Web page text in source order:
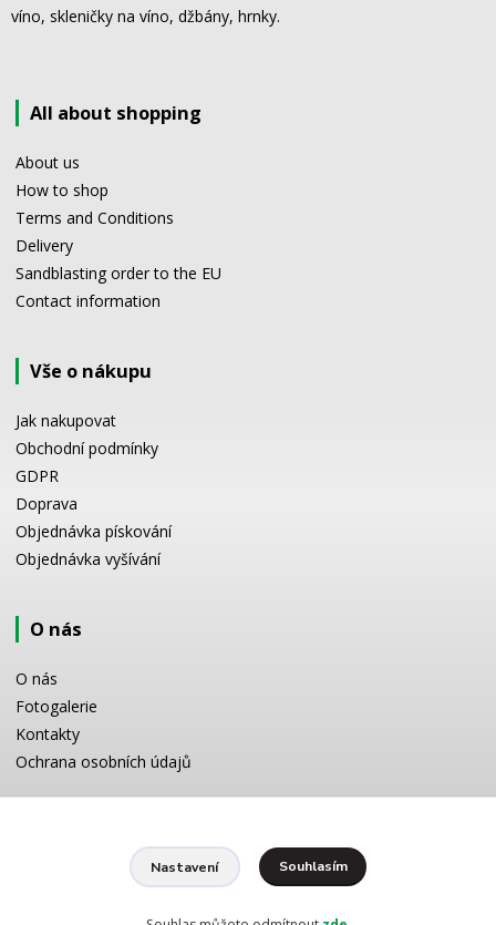
víno, skleničky na víno, džbány, hrnky.
All about shopping
About us
How to shop
Terms and Conditions
Delivery
Sandblasting order to the EU
Contact information
Vše o nákupu
Jak nakupovat
Obchodní podmínky
GDPR
Doprava
Objednávka pískování
Objednávka vyšívání
O nás
O nás
Fotogalerie
Kontakty
Ochrana osobních údajů
Potřebujete poradit s výběrem? Neváhejte se zeptat:
+420 728 772 566
Nastavení Souhlasím